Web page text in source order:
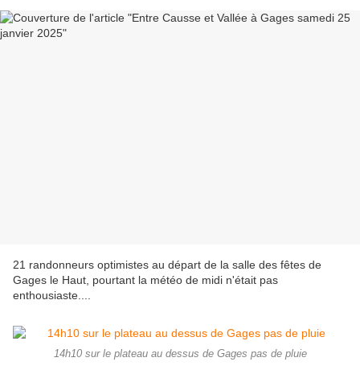
21 randonneurs optimistes au départ de la salle des fêtes de
Gages le Haut, pourtant la météo de midi n'était pas
enthousiaste....
14h10 sur le plateau au dessus de Gages pas de pluie